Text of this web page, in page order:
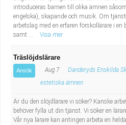
introduceras barnen till olika ämnen
engelska), skapande och musik. Om
arbetslag med en erfaren förskollärare i
samt ...
Visa mer
Träslöjdslärare
Ansök Aug 7 Danderyds Enskilda
estetiska ämnen
Är du den slöjdlärare vi söker? Kanske
behöver fylla ut din tjänst. Vi söker en
Vår nya lärare kan antingen arbeta en